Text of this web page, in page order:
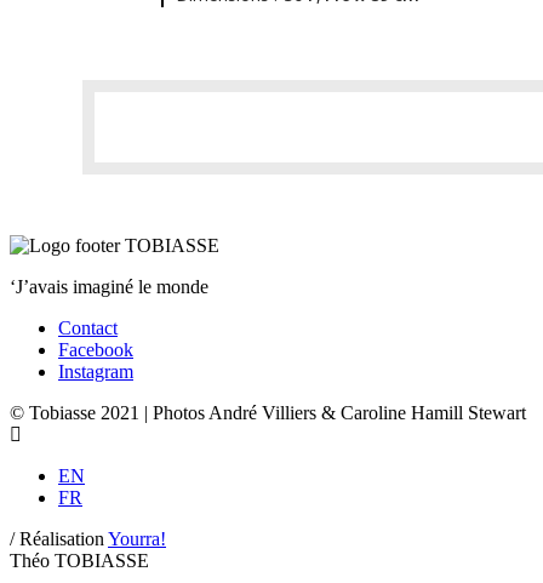
‘J’avais imaginé le monde
Contact
Facebook
Instagram
© Tobiasse 2021 | Photos André Villiers & Caroline Hamill Stewart
EN
FR
/Réalisation Yourra!
Théo TOBIASSE